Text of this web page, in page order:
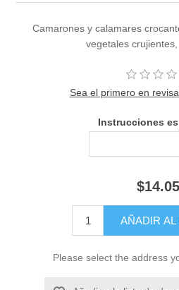
Camarones y calamares
vegetales crujientes,
Sea el primero en
Instrucciones
$14.05
Please select the address